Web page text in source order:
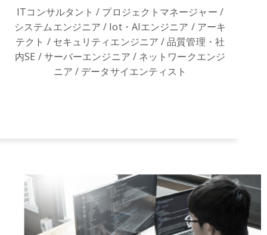
ITコンサルタント / プロジェクトマネージャー /
システムエンジニア / Iot・AIエンジニア / アーキ
テクト / セキュリティエンジニア / 品質管理・社
内SE / サーバーエンジニア / ネットワークエンジ
ニア / データサイエンティスト